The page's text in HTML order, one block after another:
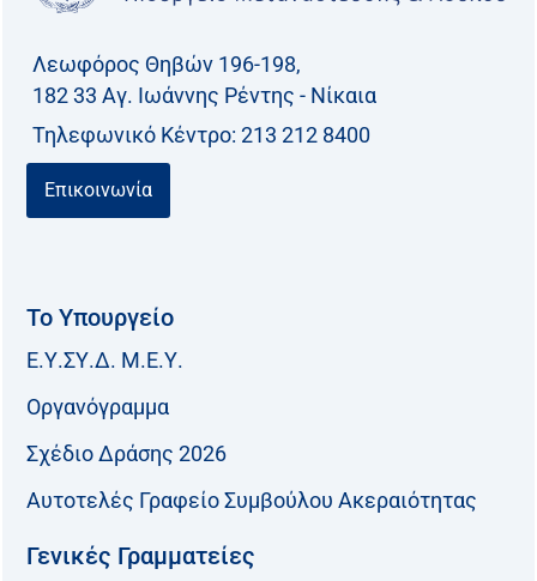
Λεωφόρος Θηβών 196-198,
182 33 Aγ. Ιωάννης Ρέντης - Νίκαια
Τηλεφωνικό Kέντρο: 213 212 8400
Επικοινωνία
Το Υπουργείο
Ε.Υ.ΣΥ.Δ. Μ.Ε.Υ.
Οργανόγραμμα
Σχέδιο Δράσης 2026
Αυτοτελές Γραφείο Συμβούλου Ακεραιότητας
Γενικές Γραμματείες